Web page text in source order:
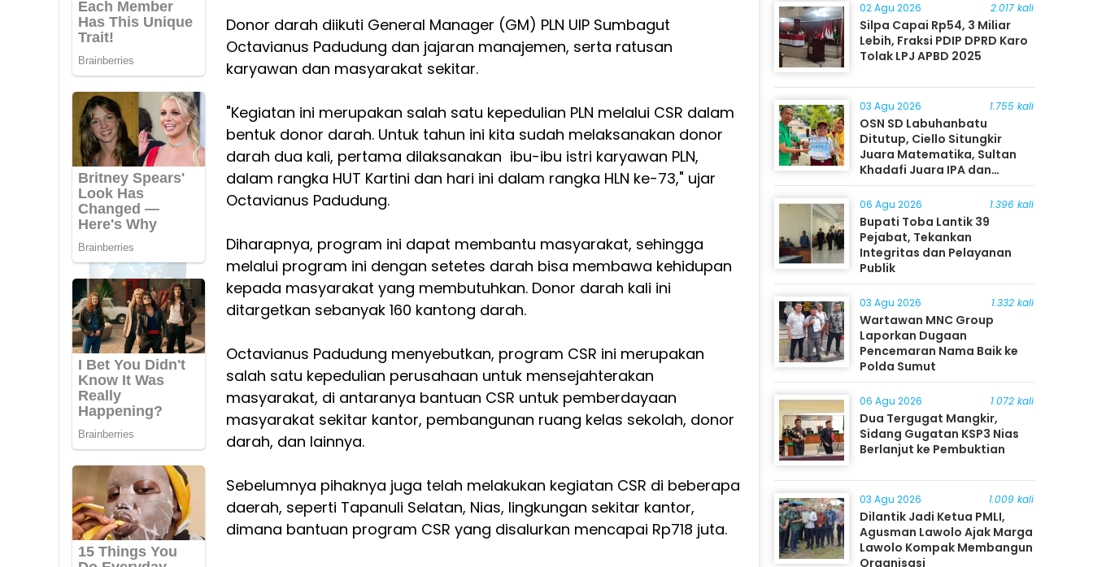
Donor darah diikuti General Manager (GM) PLN UIP Sumbagut
Octavianus Padudung dan jajaran manajemen, serta ratusan
karyawan dan masyarakat sekitar.
"Kegiatan ini merupakan salah satu kepedulian PLN melalui CSR dalam
bentuk donor darah. Untuk tahun ini kita sudah melaksanakan donor
darah dua kali, pertama dilaksanakan ibu-ibu istri karyawan PLN,
dalam rangka HUT Kartini dan hari ini dalam rangka HLN ke-73," ujar
Octavianus Padudung.
Diharapnya, program ini dapat membantu masyarakat, sehingga
melalui program ini dengan setetes darah bisa membawa kehidupan
kepada masyarakat yang membutuhkan. Donor darah kali ini
ditargetkan sebanyak 160 kantong darah.
Octavianus Padudung menyebutkan, program CSR ini merupakan
salah satu kepedulian perusahaan untuk mensejahterakan
masyarakat, di antaranya bantuan CSR untuk pemberdayaan
masyarakat sekitar kantor, pembangunan ruang kelas sekolah, donor
darah, dan lainnya.
Sebelumnya pihaknya juga telah melakukan kegiatan CSR di beberapa
daerah, seperti Tapanuli Selatan, Nias, lingkungan sekitar kantor,
dimana bantuan program CSR yang disalurkan mencapai Rp718 juta.
02 Agu 2026 2.017 kali
Silpa Capai Rp54, 3 Miliar
Lebih, Fraksi PDIP DPRD Karo
Tolak LPJ APBD 2025
03 Agu 2026 1.755 kali
OSN SD Labuhanbatu
Ditutup, Ciello Situngkir
Juara Matematika, Sultan
Khadafi Juara IPA dan
Timothy Rangkuti Juara IPS
06 Agu 2026 1.396 kali
Bupati Toba Lantik 39
Pejabat, Tekankan
Integritas dan Pelayanan
Publik
03 Agu 2026 1.332 kali
Wartawan MNC Group
Laporkan Dugaan
Pencemaran Nama Baik ke
Polda Sumut
06 Agu 2026 1.072 kali
Dua Tergugat Mangkir,
Sidang Gugatan KSP3 Nias
Berlanjut ke Pembuktian
03 Agu 2026 1.009 kali
Dilantik Jadi Ketua PMLI,
Agusman Lawolo Ajak Marga
Lawolo Kompak Membangun
Organisasi